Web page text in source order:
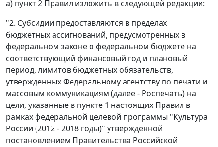
а) пункт 2 Правил изложить в следующей редакции:
"2. Субсидии предоставляются в пределах
бюджетных ассигнований, предусмотренных в
федеральном законе о федеральном бюджете на
соответствующий финансовый год и плановый
период, лимитов бюджетных обязательств,
утвержденных Федеральному агентству по печати и
массовым коммуникациям (далее - Роспечать) на
цели, указанные в пункте 1 настоящих Правил в
рамках федеральной целевой программы "Культура
России (2012 - 2018 годы)" утвержденной
постановлением Правительства Российской